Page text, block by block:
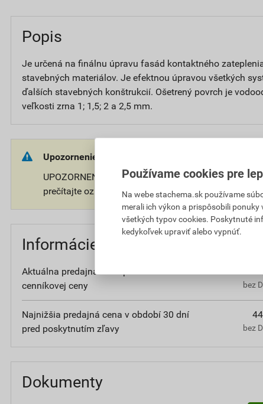
Popis
Je určená na finálnu úpravu fasád kontaktného
stavebných materiálov. Je efektnou úpravou všetkých
ďalších stavebných konštrukcií. Ošetrený povrch je
veľkosti zrna 1; 1,5; 2 a 2,5 mm.
Upozornenie:
UPOZORNENIE: Používajte ošetrený predmet
prečítajte označenie a informácie o prípravku.
Informácie o cene
Aktuálna predajná cena po zľave 30% z
cenníkovej ceny
bez
Najnižšia predajná cena v období 30 dní
pred poskytnutím zľavy
bez
Dokumenty
Používame cookies pre
Na webe stachema.sk používame
merali ich výkon a prispôsobili
všetkých typov cookies. Poskytnuté
kedykoľvek upraviť alebo vypnúť.